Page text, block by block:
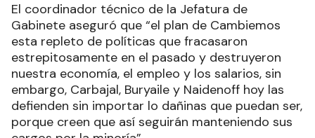
El coordinador técnico de la Jefatura de
Gabinete aseguró que “el plan de Cambiemos
esta repleto de políticas que fracasaron
estrepitosamente en el pasado y destruyeron
nuestra economía, el empleo y los salarios, sin
embargo, Carbajal, Buryaile y Naidenoff hoy las
defienden sin importar lo dañinas que puedan ser,
porque creen que así seguirán manteniendo sus